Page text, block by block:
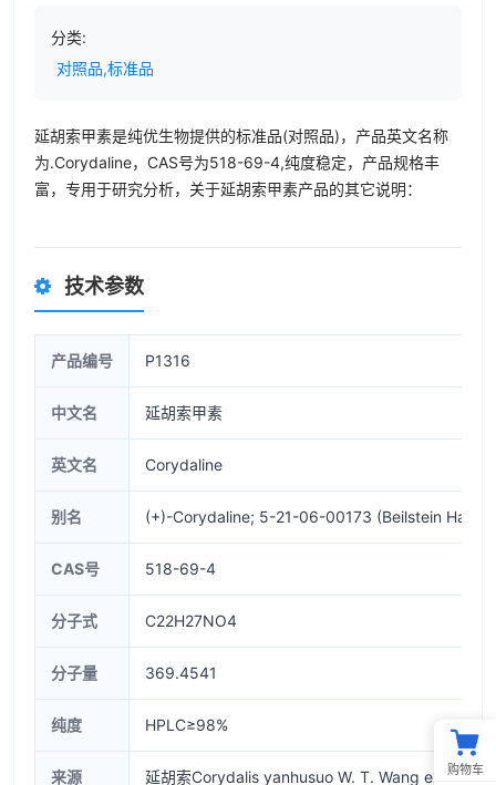
分类:
对照品,标准品
延胡索甲素是纯优生物提供的标准品(对照品)，产品英文名称
为.Corydaline，CAS号为518-69-4,纯度稳定，产品规格丰
富，专用于研究分析，关于延胡索甲素产品的其它说明：
技术参数
产品编号 P1316
中文名 延胡索甲素
英文名 Corydaline
别名 (+)-Corydaline; 5-21-06-00173 (Beilstein
CAS号 518-69-4
分子式 C22H27NO4
分子量 369.4541
纯度 HPLC≥98%
来源 延胡索Corydalis yanhusuo W. T. Wang ex Z. Y.
购物车